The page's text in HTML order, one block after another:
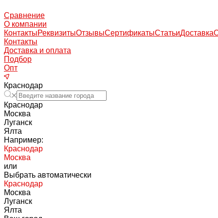
Сравнение
О компании
КонтактыРеквизитыОтзывыСертификатыСтатьиДоставка
Контакты
Доставка и оплата
Подбор
Опт
Краснодар
Краснодар
Москва
Луганск
Ялта
Например:
Краснодар
Москва
или
Выбрать автоматически
Краснодар
Москва
Луганск
Ялта